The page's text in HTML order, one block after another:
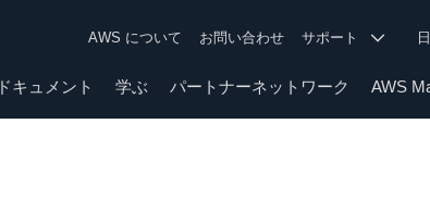
AWS について お問い合わせ サポート
ドキュメント 学ぶ パートナーネットワーク AWS